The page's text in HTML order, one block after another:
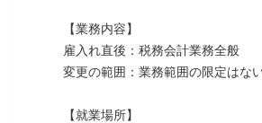
【業務内容】
雇入れ直後：税務会計業務全般
変更の範囲：業務範囲の限定はな
【就業場所】